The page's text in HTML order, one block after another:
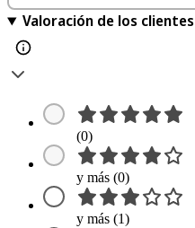
Valoración de los clientes
(0)
y más (0)
y más (1)